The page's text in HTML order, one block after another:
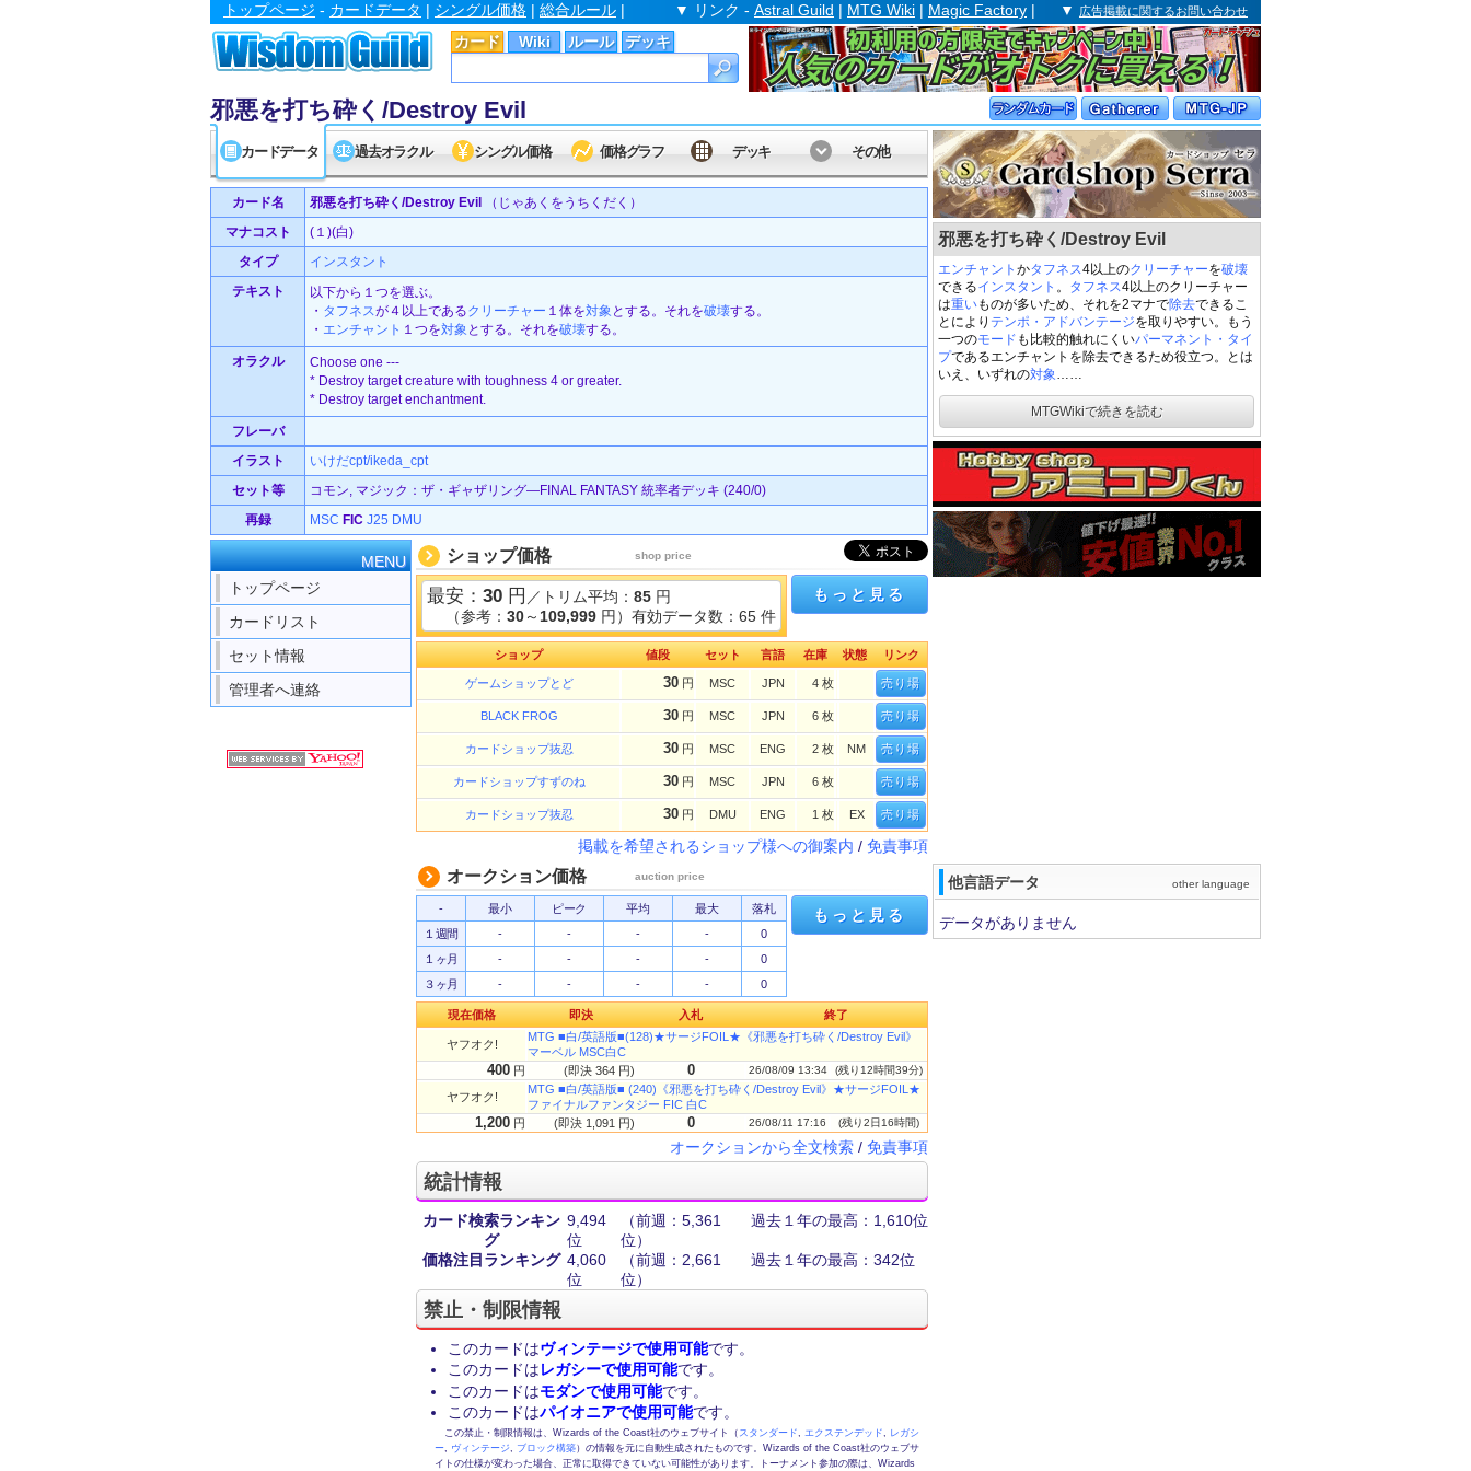
カード Wiki ルール デッキ
トップページ - カードデータ | シングル価格 | 総合ルール | ▼ リンク - Astral Guild | MTG Wiki | Magic Factory | ▼ 広告掲載に関するお問い合わせ
邪悪を打ち砕く/Destroy Evil
邪悪を打ち砕く/Destroy Evil
エンチャント かタフネス4以上のクリーチャーを破壊
できるインスタント 。 タフネス4以上のクリーチャー
は重いものが多いため、それを2マナで除去できるこ
とにより テンポ・アドバンテージを取りやすい。もう
一つのモード も比較的触れにくいパーマネント・タイ
プであるエンチャントを除去できるため役立つ。とは
いえ、いずれの対象……
MTGWikiで続きを読む
他言語データ other language
データがありません
カードデータ 過去オラクル シングル価格 価格グラフ デッキ その他
カード名 邪悪を打ち砕く/Destroy Evil
（じゃあくをうちくだく）
マナコスト
(１)(白)
タイプ
インスタント
テキスト
以下から１つを選ぶ。
・ タフネスが４以上であるクリーチャー １体を対象 とする。それを破壊する。
・ エンチャント １つを対象 とする。それを破壊する。
オラクル
Choose one ---
* Destroy target creature with toughness 4 or greater.
* Destroy target enchantment.
フレーバ
イラスト
いけだcpt/ikeda_cpt
セット等
コモン, マジック：ザ・ギャザリング—FINAL FANTASY 統率者デッキ (240/0)
再録
MSC FIC J25 DMU
MENU
トップページ
カードリスト
セット情報
管理者へ連絡
ショップ価格 shop price
最安： 30 円 ／トリム平均： 85 円
（参考： 30～ 109,999 円）有効データ数：65 件
もっと見る
ショップ 値段 セット 言語 在庫 状態 リンク
ゲームショップとど 30 円 MSC JPN 4 枚 売り場
BLACK FROG 30 円 MSC JPN 6 枚 売り場
カードショップ抜忍 30 円 MSC ENG 2 枚 NM 売り場
カードショップすずのね 30 円 MSC JPN 6 枚 売り場
カードショップ抜忍 30 円 DMU ENG 1 枚 EX 売り場
掲載を希望されるショップ様への御案内 / 免責事項
オークション価格 auction price
- 最小 ピーク 平均 最大
落札
１週間
- - - -
0
１ヶ月
- - - -
0
３ヶ月
- - - - 0
もっと見る
現在価格 即決 入札 終了
ヤフオク!
MTG ■白/英語版■(128)★サージFOIL★《邪悪を打ち砕く/Destroy Evil》
マーベル MSC白C
400 円 (即決 364 円) 0 26/08/09 13:34 (残り12時間39分)
ヤフオク!
MTG ■白/英語版■ (240)《邪悪を打ち砕く/Destroy Evil》★サージFOIL★
ファイナルファンタジー FIC 白C
1,200 円 (即決 1,091 円) 0 26/08/11 17:16 (残り2日16時間)
オークションから全文検索 / 免責事項
統計情報
カード検索ランキン
グ
9,494
位
（前週：5,361
位）
過去１年の最高：1,610位
価格注目ランキング 4,060
位
（前週：2,661
位）
過去１年の最高：342位
禁止・制限情報
このカードはヴィンテージで使用可能です。
このカードはレガシーで使用可能です。
このカードはモダンで使用可能です。
このカードはパイオニアで使用可能です。
この禁止・制限情報は、Wizards of the Coast社のウェブサイト（ スタンダード エクステンデッド
レガシ
ー
ヴィンテージ ブロック構築）の情報を元に自動生成されたものです。Wizards of the Coast社のウェブサ
イトの仕様が変わった場合、正常に取得できていない可能性があります。トーナメント参加の際は、Wizards